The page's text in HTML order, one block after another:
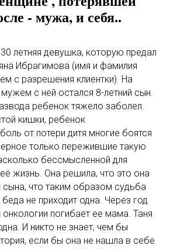
- мужа, и себя..
летняя девушка, которую предал
Ибрагимова (имя и фамилия
с разрешения клиентки). На
с ней остался 8-летний сын.
ребенок тяжело заболел.
кишки, ребенок
от потери дитя многие боятся
только пережившие такую
бессмысленной для
жизнь. Она решила, что это она
сына, что таким образом судьба
не приходит одна. Через год
погибает ее мама. Таня
И никто не знает, чем бы
если бы она не нашла в себе